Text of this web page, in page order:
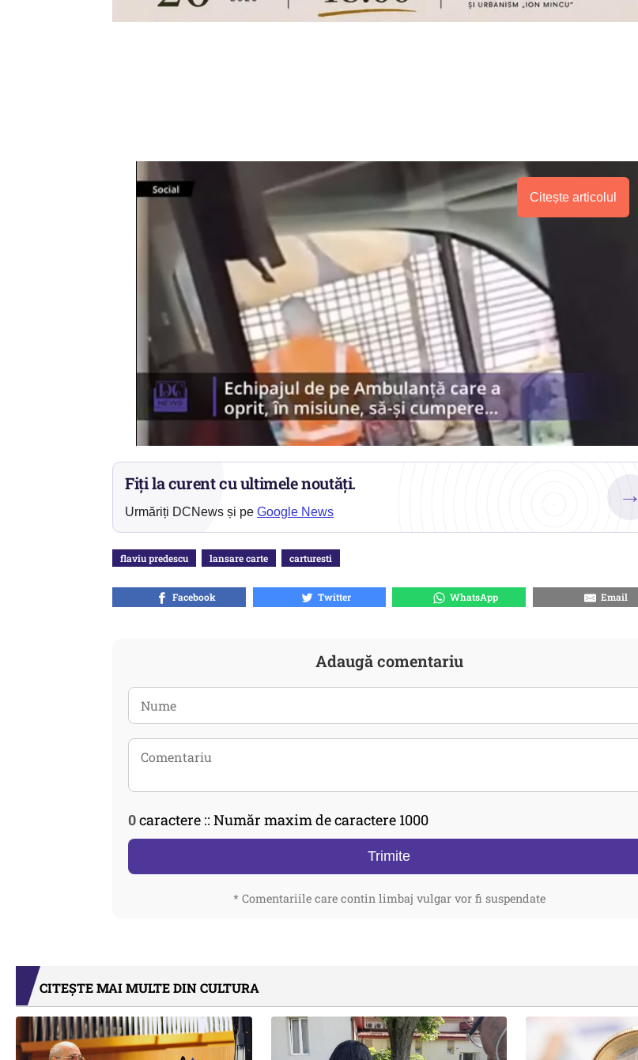
Citește articolul
Fiți la curent cu ultimele noutăți.
Urmăriți DCNews și pe Google News
→
flaviu predescu lansare carte carturesti
Facebook Twitter WhatsApp Email
Adaugă comentariu
0caractere :: Număr maxim de caractere 1000
Trimite
* Comentariile care contin limbaj vulgar vor fi suspendate
CITEȘTE MAI MULTE DIN CULTURA